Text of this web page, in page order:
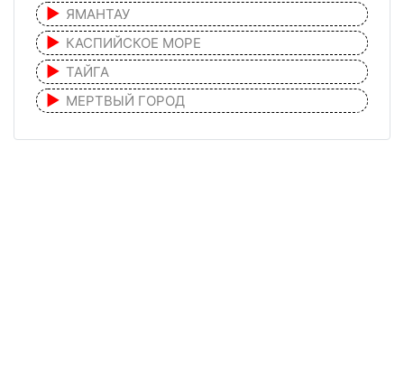
ЯМАНТАУ
КАСПИЙСКОЕ МОРЕ
ТАЙГА
МЕРТВЫЙ ГОРОД